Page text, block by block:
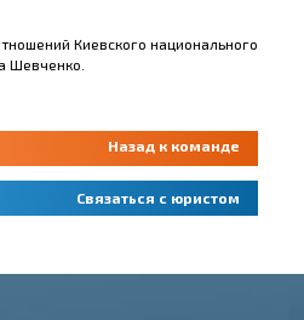
Киевского национального
Шевченко.
Назад к команде
Связаться с юристом